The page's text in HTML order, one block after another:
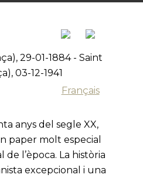
29-01-1884 - Saint
03-12-1941
Français
anys del segle XX,
paper molt especial
l’època. La història
excepcional i una